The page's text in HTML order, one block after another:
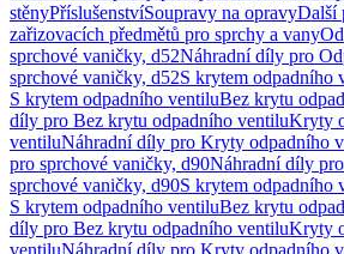
stěnyPříslušenstvíSoupravy na opravyDalší
zařizovacích předmětů pro sprchy a vany
sprchové vaničky, d52Náhradní díly pro
sprchové vaničky, d52S krytem odpadního
S krytem odpadního ventiluBez krytu
díly pro Bez krytu odpadního ventiluKryty
ventiluNáhradní díly pro Kryty odpadního
pro sprchové vaničky, d90Náhradní díly
sprchové vaničky, d90S krytem odpadního
S krytem odpadního ventiluBez krytu
díly pro Bez krytu odpadního ventiluKryty
ventiluNáhradní díly pro Kryty odpadního